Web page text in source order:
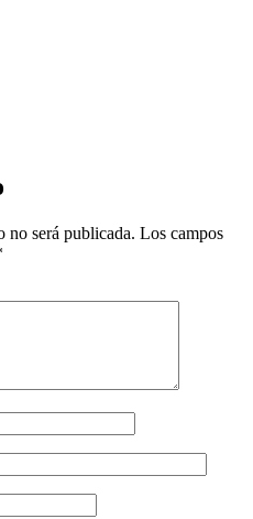
no será publicada. Los campos